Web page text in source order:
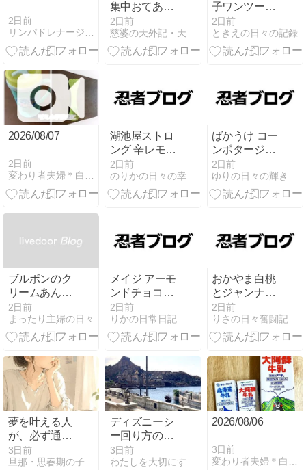
2日前
集中おてあて
は、ネクスト
フェーズに 入
りそう・・・
2日前
子ワンツース
リーセット
2日前
ときえの日々の記録
2026/08/07
2日前
変わり者夫婦＊白黒小豆のほんわか＊安かわ＊言の葉＊のーと
湖池屋ストロ
ング 辛レモン
の日常
2日前
のりかの日々の幸せ日記
ばかうけ コー
ンポタージュ
味の日常
2日前
ゆりの日々の輝き
ブルボンのク
リームあんぱ
んモーモーバ
ニラ
2日前
まったり主婦の日々
メイジ アーモ
ンドチョコレ
ートの味わい
2日前
りかの日常日記
おかやま白桃
とジャンナプ
リンセットの
味わい
2日前
りさの日々奮闘記
夢を叶える人
が、必ず通る
「怖さ」。
3日前
旦那・思春期の子供と仲良くなる・占い師みわ的方法
ディズニーシ
ー回り方のコ
ツ｜子連れで
13個乗れた1
3日前
わたしを大切にする暮らし方
2026/08/06
3日前
変わり者夫婦＊白黒小豆のほんわか＊安かわ＊言の葉＊のーと